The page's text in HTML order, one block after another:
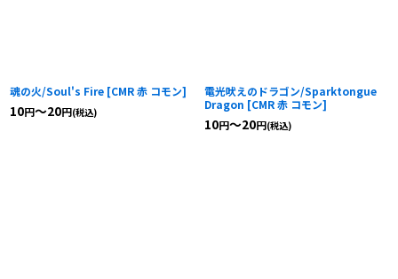
魂の火/Soul's Fire [CMR 赤 コモン]
10円～20円(税込)
電光吠えのドラゴン/Sparktongue
Dragon [CMR 赤 コモン]
10円～20円(税込)